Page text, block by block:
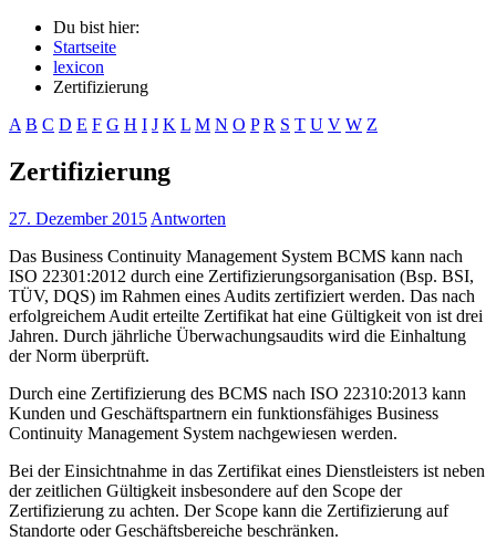
Du bist hier:
Startseite
lexicon
Zertifizierung
A B C D E F G H I J K L M N O P R S T U V W Z
Zertifizierung
27. Dezember 2015 Antworten
Das Business Continuity Management System BCMS kann nach
ISO 22301:2012 durch eine Zertifizierungsorganisation (Bsp. BSI,
TÜV, DQS) im Rahmen eines Audits zertifiziert werden. Das nach
erfolgreichem Audit erteilte Zertifikat hat eine Gültigkeit von ist drei
Jahren. Durch jährliche Überwachungsaudits wird die Einhaltung
der Norm überprüft.
Durch eine Zertifizierung des BCMS nach ISO 22310:2013 kann
Kunden und Geschäftspartnern ein funktionsfähiges Business
Continuity Management System nachgewiesen werden.
Bei der Einsichtnahme in das Zertifikat eines Dienstleisters ist neben
der zeitlichen Gültigkeit insbesondere auf den Scope der
Zertifizierung zu achten. Der Scope kann die Zertifizierung auf
Standorte oder Geschäftsbereiche beschränken.